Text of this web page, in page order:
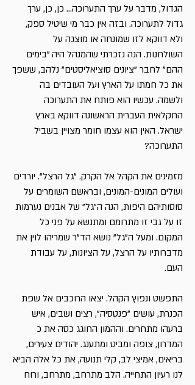
הגדול, מדבר על ערך התערוכה... כן, כן, ערך
גדול לתערוכה. ובזה אין כבר מי שיטיל ספק,
ולא דווקא לזו שמונחה או מוצגה על
השולחנות. הנה נזכרתי שהמנהל היה "בימים
ההם" לחבר "ציונים סוציאליסטים" נלהב, ששפך
את כל חמתו על הארץ ועל העובדים בה
ולשמה. עכשיו הוא פותח את התערוכה
החקלאית העברית הראשונה דווקא בארץ
ישראל. האין הוא עצמו חומר מצויין בשביל
התערוכה?
מזמינים את הקהל אל הקרק. "גל הרצל". יורדים
ועולים המונים-המונים, ובראשם השומרים על
סוסותיהם היפות, הנה ה"גל" של אבנים נערמות
זו על גבי זו מתרומם ומתנשא על פני כל
המקום. ומעל ה"גל" נושא הד"ר שמריהו לוין את
מדברותיו על הרצל, על הציונות, על עבודת
העם.
התפשט ונפוץ הקהל. יצאו הרוכבים אל שפת
הכנרת, עושים "פנטסיה", רצים ושבים, איש
ברעהו מתחרים. וההמון החוגג כסה את כ
המדרון, צופה ומביט ומתענג. יהודים צעירים,
בריאים, אמיצי לב, קלי תנועה, את כל אלה הביא
לנו רעיון התחייה. הלב מתרחב, מתרחב, ורוח